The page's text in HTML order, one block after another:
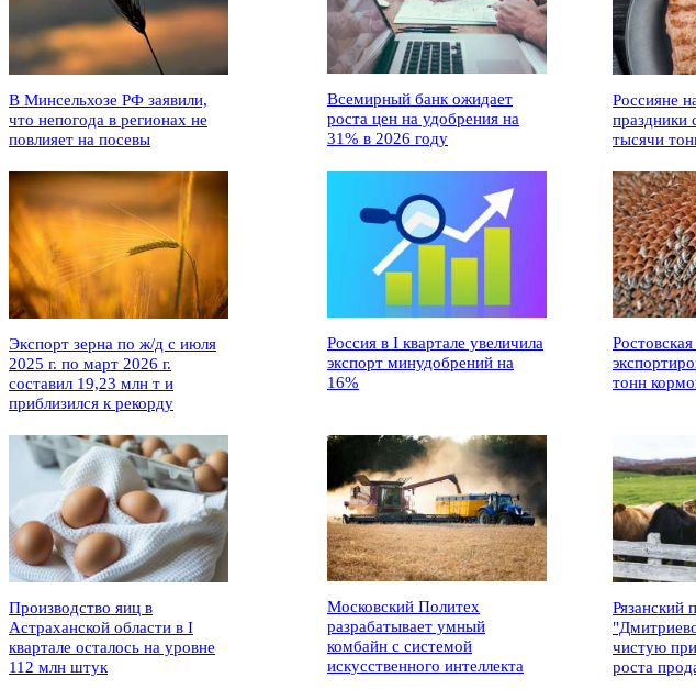
В Минсельхозе РФ заявили,
что непогода в регионах не
повлияет на посевы
Всемирный банк ожидает
роста цен на удобрения на
31% в 2026 году
Россияне
праздники
тысячи
Экспорт зерна по ж/д с июля
2025 г. по март 2026 г.
составил 19,23 млн т и
приблизился к рекорду
Россия в I квартале увеличила
экспорт минудобрений на
16%
тонн
Производство яиц в
Астраханской области в I
квартале осталось на уровне
112 млн штук
Московский Политех
разрабатывает умный
комбайн с системой
искусственного интеллекта
Рязанский
чистую
роста